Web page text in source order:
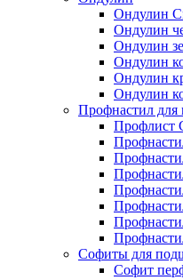
Ондулин
Ондулин
Ондулин
Ондулин
Ондулин
Ондулин
Профнастил
Профлист
Софиты для
Cофит